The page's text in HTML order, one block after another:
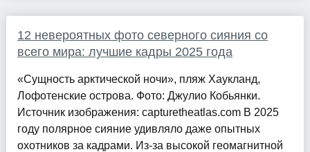
12 невероятных фото северного сияния со
всего мира: лучшие кадры 2025 года
«Сущность арктической ночи», пляж Хаукланд,
Лофотенские острова. Фото: Джулио Кобьянки.
Источник изображения: capturetheatlas.com В 2025
году полярное сияние удивляло даже опытных
охотников за кадрами. Из-за высокой геомагнитной